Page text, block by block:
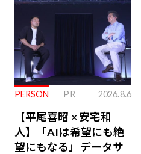
PERSON PR 2026.8.6
【平尾喜昭 × 安宅和
人】「AIは希望にも絶
望にもなる」データサ